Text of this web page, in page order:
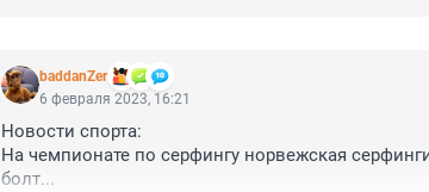
baddanZer
6 февраля 2023, 16:21
Новости спорта:
На чемпионате по серфингу норвежская
болт...